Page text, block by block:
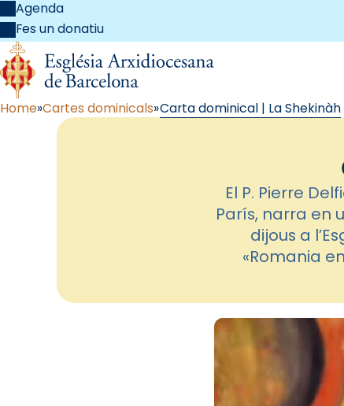
Agenda
Fes un donatiu
Home Cartes dominicals Carta dominical | La Shekinàh
El P. Pierre
París, narra en
dijous a
«Romania